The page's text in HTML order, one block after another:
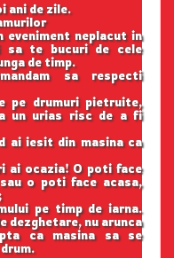
ani de zile.
eveniment neplacut in
sa te bucuri de cele
de timp.
sa respecti
pe drumuri pietruite,
un urias risc de a fi
ai iesit din masina ca
ai ocazia! O poti face
o poti face acasa,
pe timp de iarna.
dezghetare, nu arunca
ca masina sa se